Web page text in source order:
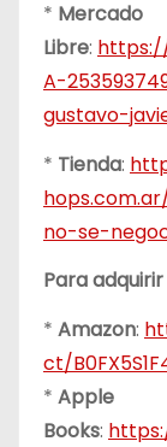
* Mercado
Libre:
A-
gustavo-
* Tienda:
no-se-
Para
* Amazon:
ct/
* Apple
Books: